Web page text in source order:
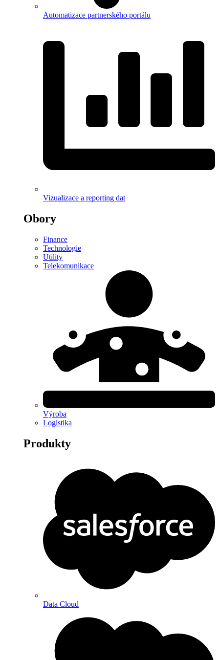
Automatizace partnerského portálu
Vizualizace a reporting dat
Obory
Finance
Technologie
Utility
Telekomunikace
Výroba
Logistika
Produkty
Data Cloud